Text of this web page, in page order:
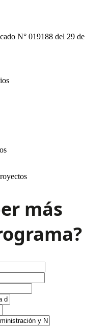
N° 019188 del 29 de
más